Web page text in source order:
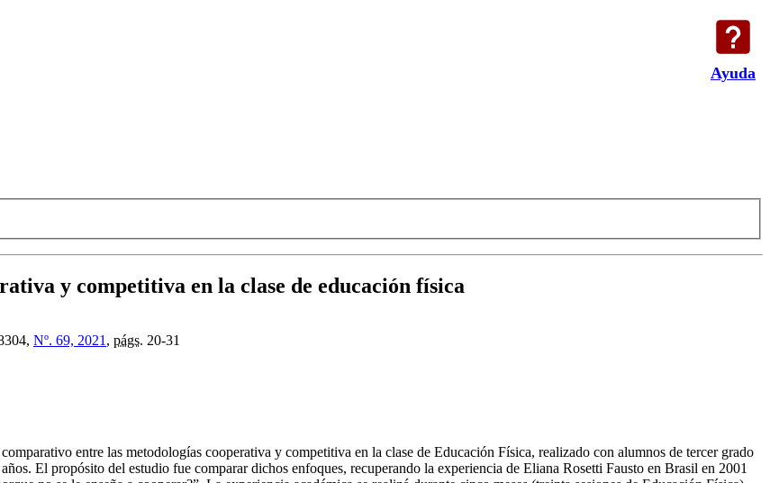
Ayuda
y competitiva en la clase de educación física
Nº. 69, 2021 , págs. 20-31
entre las metodologías cooperativa y competitiva en la clase de Educación Física, realizado con alumnos de tercer grado
El propósito del estudio fue comparar dichos enfoques, recuperando la experiencia de Eliana Rosetti Fausto en Brasil en 2001